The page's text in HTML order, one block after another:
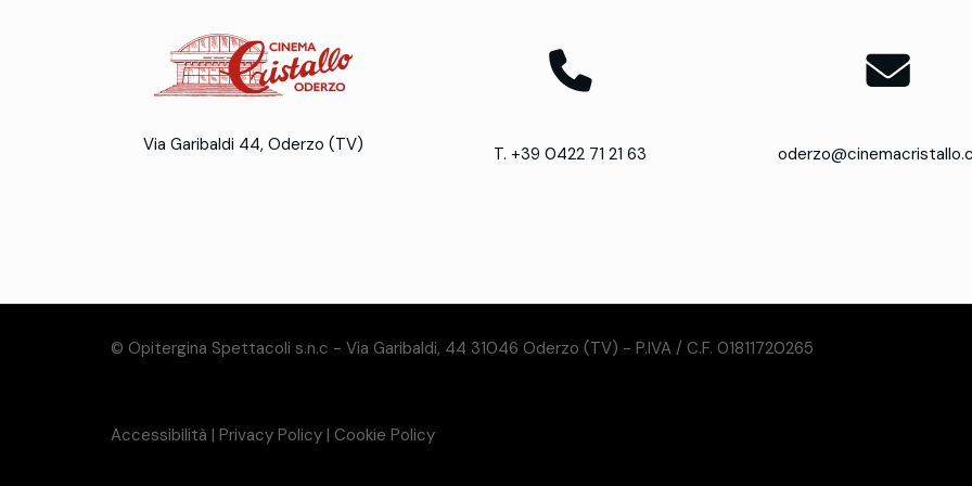
Via Garibaldi 44, Oderzo (TV) T. +39 0422 71 21 63
© Opitergina Spettacoli s.n.c - Via Garibaldi, 44 31046 Oderzo (TV) - P.IVA / C.F. 01811720265
Accessibilità | Privacy Policy | Cookie Policy